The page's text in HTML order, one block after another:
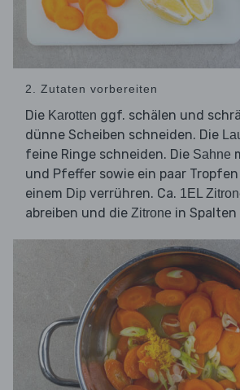
2. Zutaten vorbereiten
Die Karotten ggf. schälen und
dünne Scheiben schneiden. Die
feine Ringe schneiden. Die Sahne
und Pfeffer sowie ein paar Tropfen
einem Dip verrühren. Ca. 1EL
abreiben und die Zitrone in